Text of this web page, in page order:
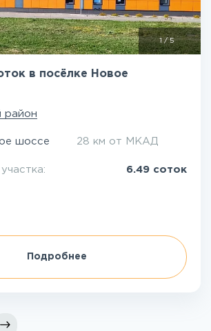
1 /5
в посёлке Новое
район
шоссе 28 км от МКАД
6.49 соток
Подробнее